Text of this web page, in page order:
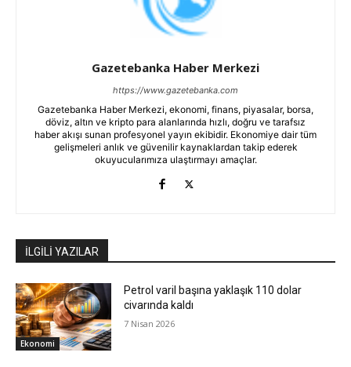
Gazetebanka Haber Merkezi
https://www.gazetebanka.com
Gazetebanka Haber Merkezi, ekonomi, finans, piyasalar, borsa,
döviz, altın ve kripto para alanlarında hızlı, doğru ve tarafsız
haber akışı sunan profesyonel yayın ekibidir. Ekonomiye dair tüm
gelişmeleri anlık ve güvenilir kaynaklardan takip ederek
okuyucularımıza ulaştırmayı amaçlar.
İLGİLİ YAZILAR
Ekonomi
Petrol varil başına yaklaşık 110 dolar
civarında kaldı
7 Nisan 2026